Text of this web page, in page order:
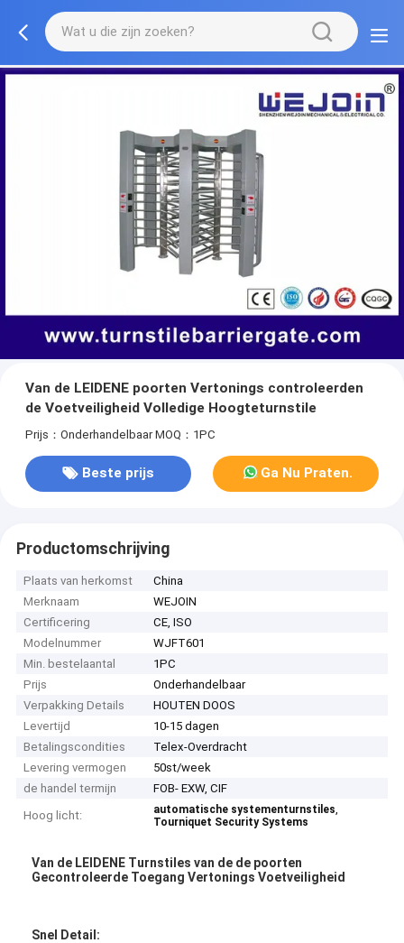
Van de LEIDENE poorten Vertonings controleerden
de Voetveiligheid Volledige Hoogteturnstile
Prijs：Onderhandelbaar MOQ：1PC
Beste prijs Ga Nu Praten.
Productomschrijving
Plaats van herkomst
China
Merknaam
WEJOIN
Certificering
CE, ISO
Modelnummer
WJFT601
Min. bestelaantal
1PC
Prijs
Onderhandelbaar
Verpakking Details
HOUTEN DOOS
Levertijd
10-15 dagen
Betalingscondities
Telex-Overdracht
Levering vermogen
50st/week
de handel termijn
FOB- EXW, CIF
Hoog licht:
automatische systementurnstiles,
Tourniquet Security Systems
Van de LEIDENE Turnstiles van de de poorten
Gecontroleerde Toegang Vertonings Voetveiligheid
Snel Detail: